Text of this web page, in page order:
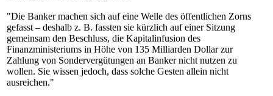
"Die Banker machen sich auf eine Welle des öffentlichen Zorns
gefasst – deshalb z. B. fassten sie kürzlich auf einer Sitzung
gemeinsam den Beschluss, die Kapitalinfusion des
Finanzministeriums in Höhe von 135 Milliarden Dollar zur
Zahlung von Sondervergütungen an Banker nicht nutzen zu
wollen. Sie wissen jedoch, dass solche Gesten allein nicht
ausreichen."